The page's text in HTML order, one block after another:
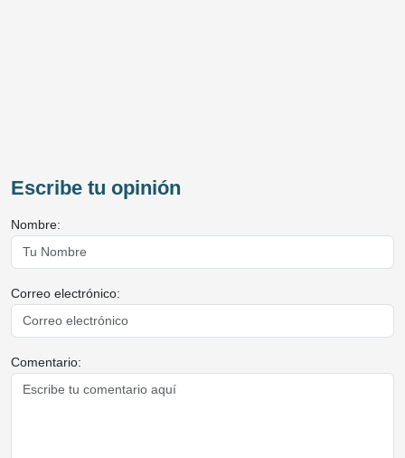
Escribe tu opinión
Nombre:
Correo electrónico:
Comentario: